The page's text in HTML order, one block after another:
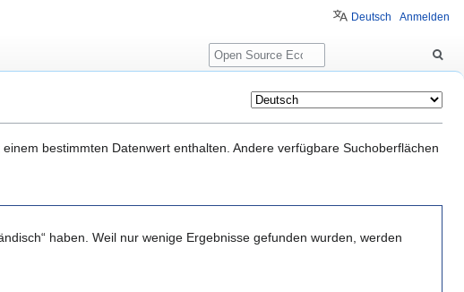
bestimmten Datenwert enthalten. Andere verfügbare Suchoberflächen
haben. Weil nur wenige Ergebnisse gefunden wurden, werden
Deutsch Anmelden
Suche